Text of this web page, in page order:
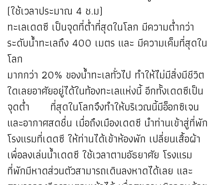
(ใช้เวลาประมาณ 4 ช.ม)
ทะเลเดดซี เป็นจุดที่ต่ำที่สุดในโลก มีความต่ำกว่า
ระดับน้ำทะเลถึง 400 เมตร และ มีความเค็มที่สุดใน
โลก
มากกว่า 20% ของน้ำทะเลทั่วไป ทำให้ไม่มีสิ่งมีชีวิต
ใดเลยอาศัยอยู่ได้ในท้องทะเลแห่งนี้ อีกทั้งเดดซีเป็น
จุดต่ำ ที่สุดในโลกจึงทำให้บริเวณนี้มีอ็อกซิเจน
และอากาศสดชื่น เมื่อถึงเมืองเดดซี นำท่านเข้าสู่ที่พัก
โรงแรมที่เดดซี ให้ท่านได้เข้าห้องพัก เปลี่ยนเสื้อผ้า
เพื่อลงเล่นน้ำเดดซี ใช้เวลาตามอัธยาศัย โรงแรม
ที่พักมีหาดส่วนตัวสามารถเดินลงหาดได้เลย และ